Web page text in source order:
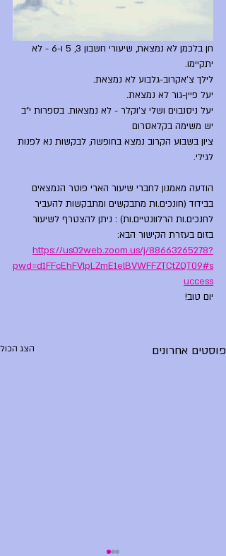
חן בלכמן לא נמצאת, שיעורי חשבון 3, 5 ו-6 - לא
יתקיימו.
לילך צ'אקרוב-גלבוע לא נמצאת.
יעל פיין-גור לא נמצאת.
יעל ניסנבוים ושלי צ'וקלר - לא נמצאות. בספרות י"ב
יש משימה בקלאסרום
ציון בשבוע הקרוב נמצא בחופשה, לבקשות נא לפנות
לגילי.
הודעה מאמנון לחברי שיעור הארי פוטר הנמצאים
בבידוד (חונכים.ות מתבקשים ומתבקשות להעביר
לחנכים.ות הרלוונטיים.ות) : ניתן להצטרף לשיעור
בזום בעזרת הקישור הבא:
https://us02web.zoom.us/j/88663265278?
pwd=d1FFcEhFVlpLZmE1elBVWFFZTCtZQT09#s
uccess
יום טוב!
פוסטים אחרונים הצג הכול